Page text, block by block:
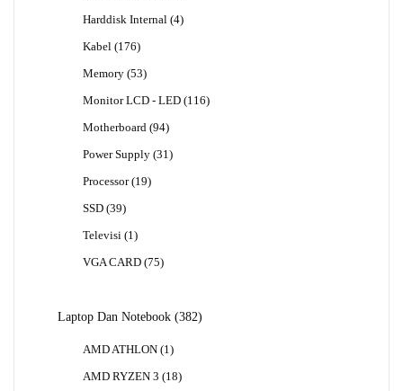
Harddisk Internal 44
Kabel 176176
Memory 5353
Monitor LCD - LED 116116
Motherboard 9494
Power Supply 3131
Processor 1919
SSD 3939
Televisi 11
VGA CARD 7575
Laptop Dan Notebook 382382
AMD ATHLON 11
AMD RYZEN 3
1818